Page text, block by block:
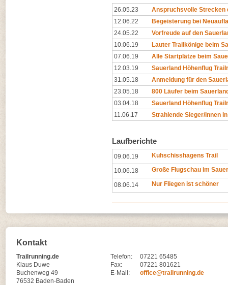
26.05.23
Anspruchsvolle Strecken
12.06.22
Begeisterung bei
24.05.22
Vorfreude auf den
10.06.19
Lauter Trailkönige beim
07.06.19
Alle Startplätze beim
12.03.19
Sauerland Höhenflug
31.05.18
Anmeldung für den
23.05.18
800 Läufer beim
03.04.18
Sauerland Höhenflug
11.06.17
Strahlende Sieger/innen
Laufberichte
09.06.19 Kuhschisshagens Trail
10.06.18 Große Flugschau im
08.06.14 Nur Fliegen ist schöner
Kontakt
Trailrunning.de
Klaus Duwe
Buchenweg 49
76532 Baden-Baden
Telefon:
07221 65485
Fax:
07221 801621
E-Mail:
office@trailrunning.de